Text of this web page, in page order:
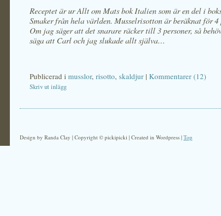
Receptet är ur Allt om Mats bok Italien som är en del i
Smaker från hela världen. Musselrisotton är beräknat för 4
Om jag säger att det snarare räcker till 3 personer, så
säga att Carl och jag slukade allt själva…
Publicerad i musslor, risotto, skaldjur | Kommentarer (12)
Skriv ut inlägg
Design by Randa Clay | Copyright © pickipicki | Created in Wordpress | Top